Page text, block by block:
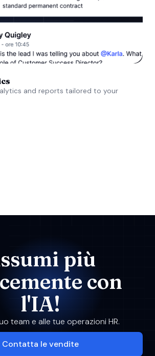
and reports tailored to your
più
con
l'IA!
team e alle tue operazioni HR.
Contatta le vendite